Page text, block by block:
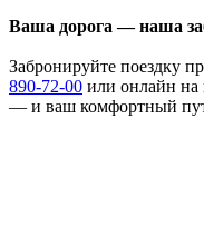
Ваша дорога — наша
Забронируйте поездку
890-72-00 или онлайн на
— и ваш комфортный